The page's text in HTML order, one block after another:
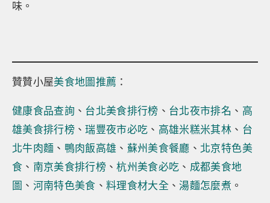
味。
贊贊小屋美食地圖推薦 ：
健康食品查詢 、 台北美食排行榜 、 台北夜市排名 、 高
雄美食排行榜 、瑞豐夜市必吃 、 高雄米糕米其林 、 台
北牛肉麵 、 鴨肉飯高雄 、 蘇州美食餐廳 、 北京特色美
食 、 南京美食排行榜 、杭州美食必吃 、 成都美食地
圖 、 河南特色美食 、料理食材大全 、湯麵怎麼煮 。